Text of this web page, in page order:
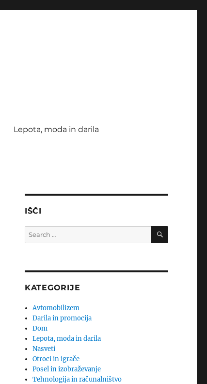
Lepota, moda in darila
IŠČI
Search
for:
SEARCH
KATEGORIJE
Avtomobilizem
Darila in promocija
Dom
Lepota, moda in darila
Nasveti
Otroci in igrače
Posel in izobraževanje
Tehnologija in računalništvo